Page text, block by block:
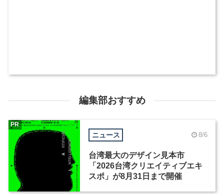
編集部おすすめ
ニュース 8/6
台湾最大のデザイン見本市
「2026台湾クリエイティブエキ
スポ」が8月31日まで開催
PR